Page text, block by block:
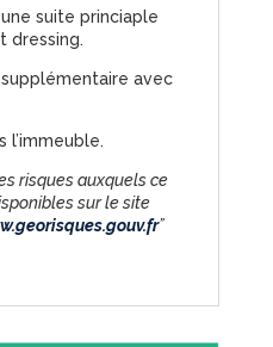
suite princiaple
dressing.
avec
l’immeuble.
risques auxquels ce
sur le site
”